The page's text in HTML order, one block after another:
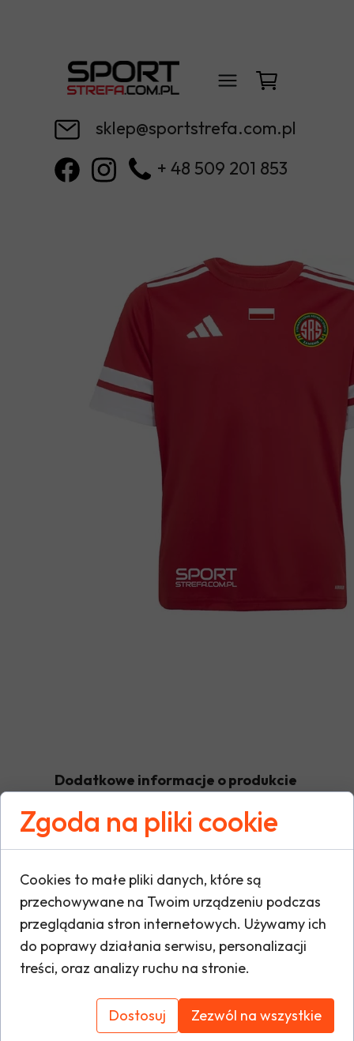
sklep@sportstrefa.com.pl
+ 48 509 201 853
Dodatkowe informacje o produkcie
W tej sekcji warto umieścić istotne
warunki gwarancji, zalecenia dotyczące
oraz ewentualne certyfikaty lub nagrody.
i buduje zaufanie do marki.
Zgoda na pliki cookie
Cookies to małe pliki danych, które są
przechowywane na Twoim urządzeniu podczas
przeglądania stron internetowych. Używamy ich
do poprawy działania serwisu, personalizacji
treści, oraz analizy ruchu na stronie.
Dostosuj Zezwól na wszystkie